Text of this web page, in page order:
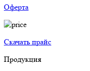
Оферта
Скачать прайс
Продукция